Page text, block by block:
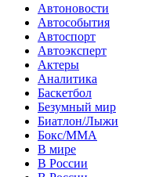
Автоновости
Автособытия
Автоспорт
Автоэксперт
Актеры
Аналитика
Баскетбол
Безумный мир
Биатлон/Лыжи
Бокс/MMA
В мире
В России